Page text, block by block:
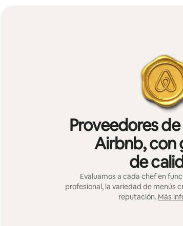
Proveedores
Airbnb, con
de
Evaluamos a cada chef en
profesional, la variedad de menús
reputación. Más